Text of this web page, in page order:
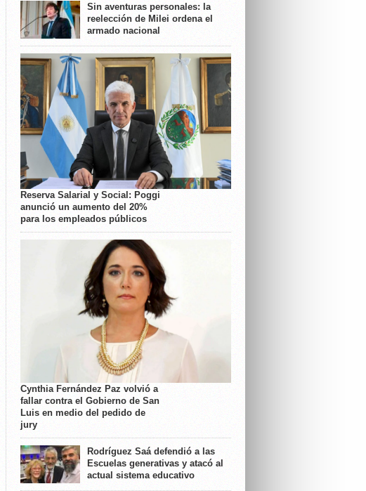
Sin aventuras personales: la
reelección de Milei ordena el
armado nacional
Reserva Salarial y Social: Poggi
anunció un aumento del 20%
para los empleados públicos
Cynthia Fernández Paz volvió a
fallar contra el Gobierno de San
Luis en medio del pedido de
jury
Rodríguez Saá defendió a las
Escuelas generativas y atacó al
actual sistema educativo